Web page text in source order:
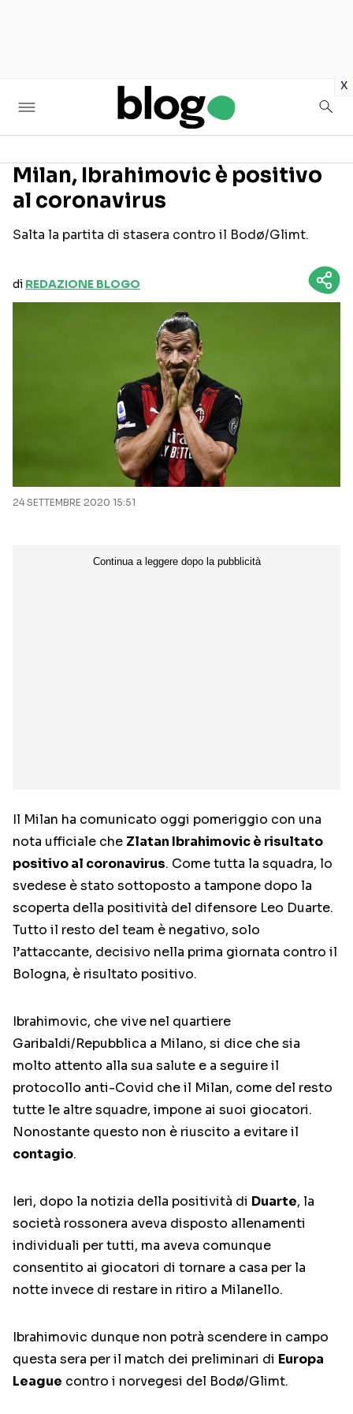
x
Seguici sui social
Milan, Ibrahimovic è positivo
al coronavirus
Salta la partita di stasera contro il Bodø/Glimt.
di REDAZIONE BLOGO
24 SETTEMBRE 2020 15:51
Il Milan ha comunicato oggi pomeriggio con una
nota ufficiale che Zlatan Ibrahimovic è risultato
positivo al coronavirus. Come tutta la squadra, lo
svedese è stato sottoposto a tampone dopo la
scoperta della positività del difensore Leo Duarte.
Tutto il resto del team è negativo, solo
l’attaccante, decisivo nella prima giornata contro il
Bologna, è risultato positivo.
Ibrahimovic, che vive nel quartiere
Garibaldi/Repubblica a Milano, si dice che sia
molto attento alla sua salute e a seguire il
protocollo anti-Covid che il Milan, come del resto
tutte le altre squadre, impone ai suoi giocatori.
Nonostante questo non è riuscito a evitare il
contagio.
Ieri, dopo la notizia della positività di Duarte, la
società rossonera aveva disposto allenamenti
individuali per tutti, ma aveva comunque
consentito ai giocatori di tornare a casa per la
notte invece di restare in ritiro a Milanello.
Ibrahimovic dunque non potrà scendere in campo
questa sera per il match dei preliminari di Europa
League contro i norvegesi del Bodø/Glimt.